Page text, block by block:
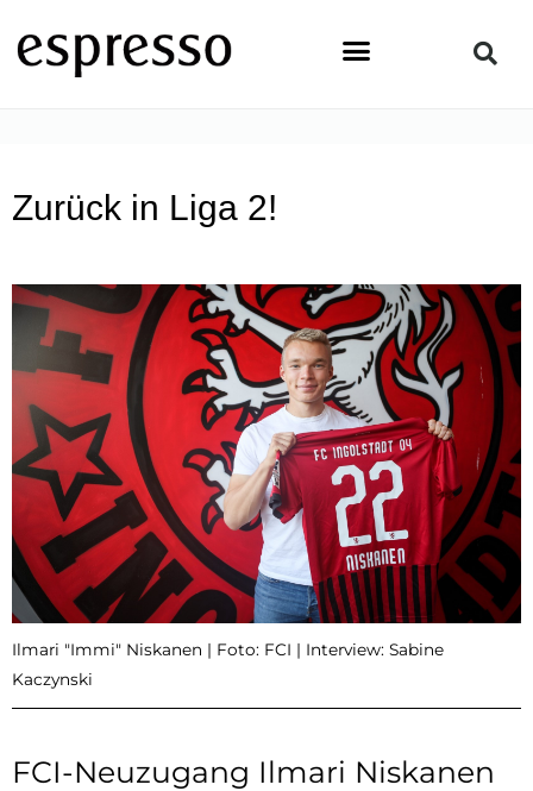
Inhalt
springen
Zurück in Liga 2!
Ilmari "Immi" Niskanen | Foto: FCI | Interview: Sabine
Kaczynski
FCI-Neuzugang Ilmari Niskanen